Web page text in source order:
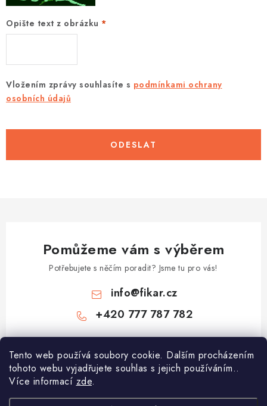
Tento web používá soubory cookie. Dalším procházením
tohoto webu vyjadřujete souhlas s jejich používáním..
Více informací zde.
Opište text z obrázku
Vložením zprávy souhlasíte s podmínkami ochrany
osobních údajů
ODESLAT
Pomůžeme vám s výběrem
Potřebujete s něčím poradit? Jsme tu pro vás!
info@fikar.cz
+420 777 787 782